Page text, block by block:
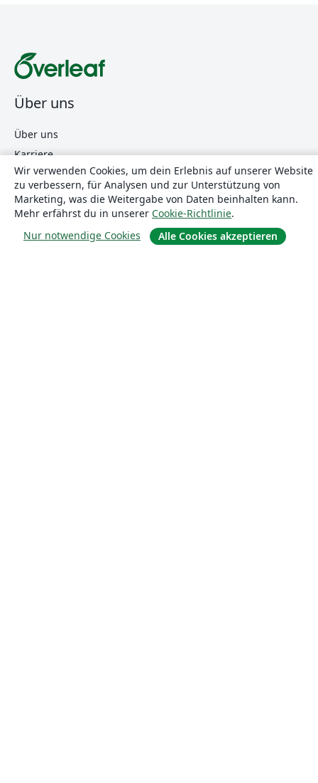
Über uns
Über uns
Karriere
Blog
Lösungen
Wir verwenden Cookies, um dein Erlebnis auf unserer Website
zu verbessern, für Analysen und zur Unterstützung von
Marketing, was die Weitergabe von Daten beinhalten kann.
Mehr erfährst du in unserer Cookie-Richtlinie.
Nur notwendige Cookies
Alle Cookies akzeptieren